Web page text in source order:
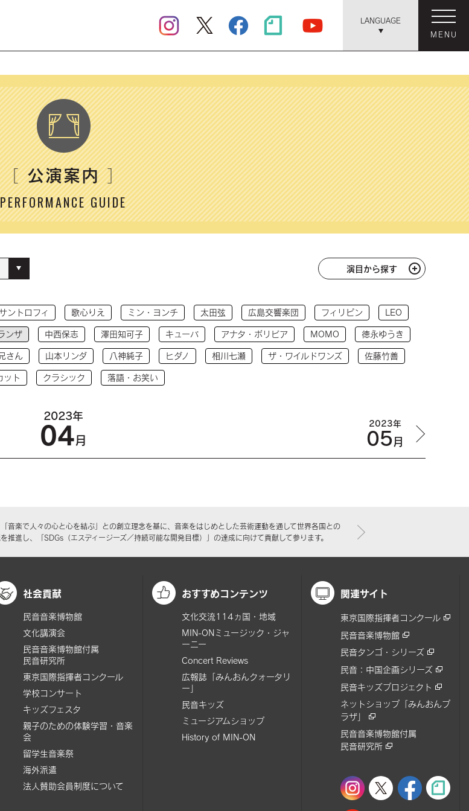
LANGUAGE
MENU
［公演案内］
PERFORMANCE GUIDE
演目から探す
ントロフィ 歌心りえ ミン・ヨンチ 太田弦 広島交響楽団 フィリピン LEO
ンザ 中西保志 澤田知可子 キューバ アナタ・ボリビア MOMO 徳永ゆうき
さん 山本リンダ 八神純子 ヒダノ 相川七瀬 ザ・ワイルドワンズ 佐藤竹善
ット クラシック 落語・お笑い
2023年
04月
2023年
05月
音楽で人々の心と心を結ぶ」との創立理念を基に、音楽をはじめとした芸術運動を通して世界各国との
推進し、「SDGs（エスディージーズ／持続可能な開発目標）」の達成に向けて貢献して参ります。
社会貢献
民音音楽博物館
文化講演会
民音音楽博物館付属
民音研究所
東京国際指揮者コンクール
学校コンサート
キッズフェスタ
親子のための体験学習・音楽
会
留学生音楽祭
海外派遣
法人賛助会員制度について
おすすめコンテンツ
文化交流114ヵ国・地域
MIN-ONミュージック・ジャ
ーニー
Concert Reviews
広報誌「みんおんクォータリ
ー」
民音キッズ
ミュージアムショップ
History of MIN-ON
関連サイト
東京国際指揮者コンクール
民音音楽博物館
民音タンゴ・シリーズ
民音：中国企画シリーズ
民音キッズプロジェクト
ネットショップ「みんおんプ
ラザ」
民音音楽博物館付属
民音研究所